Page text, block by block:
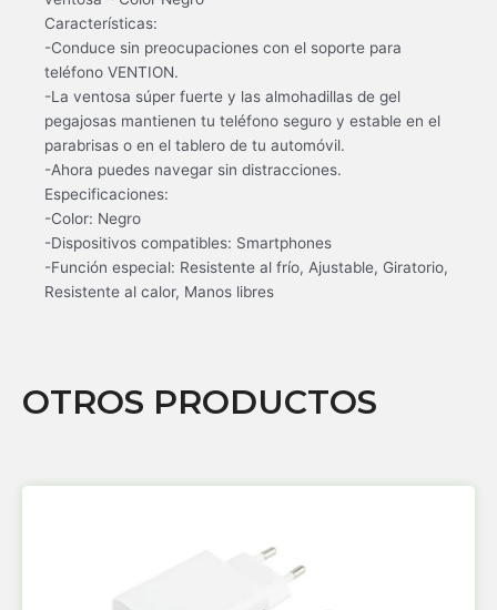
Características:
-Conduce sin preocupaciones con el soporte para
teléfono VENTION.
-La ventosa súper fuerte y las almohadillas de gel
pegajosas mantienen tu teléfono seguro y estable en el
parabrisas o en el tablero de tu automóvil.
-Ahora puedes navegar sin distracciones.
Especificaciones:
-Color: Negro
-Dispositivos compatibles: Smartphones
-Función especial: Resistente al frío, Ajustable, Giratorio,
Resistente al calor, Manos libres
OTROS PRODUCTOS